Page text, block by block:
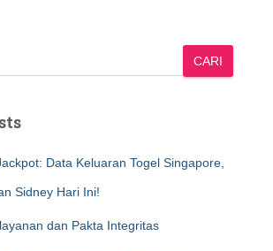
CARI
Data Keluaran Togel Singapore,
Sidney Hari Ini!
dan Pakta Integritas